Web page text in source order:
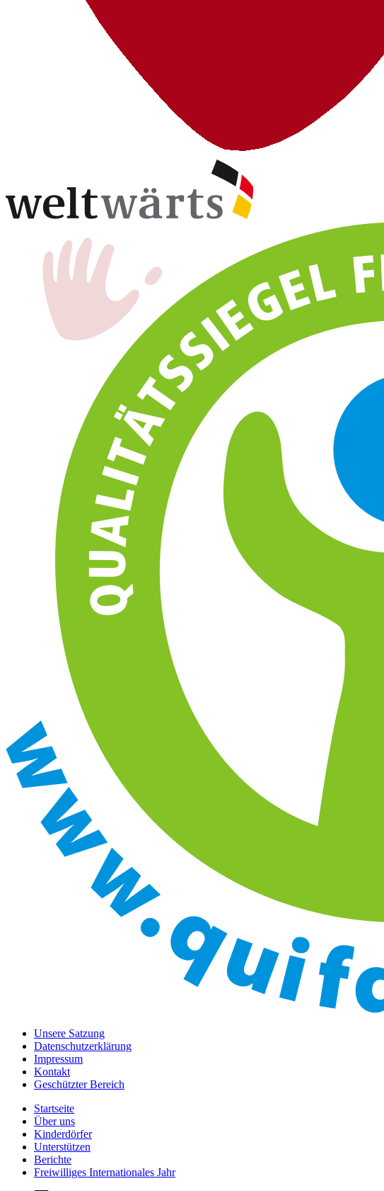
Unsere Satzung
Datenschutzerklärung
Impressum
Kontakt
Geschützter Bereich
Startseite
Über uns
Kinderdörfer
Unterstützen
Berichte
Freiwilliges Internationales Jahr